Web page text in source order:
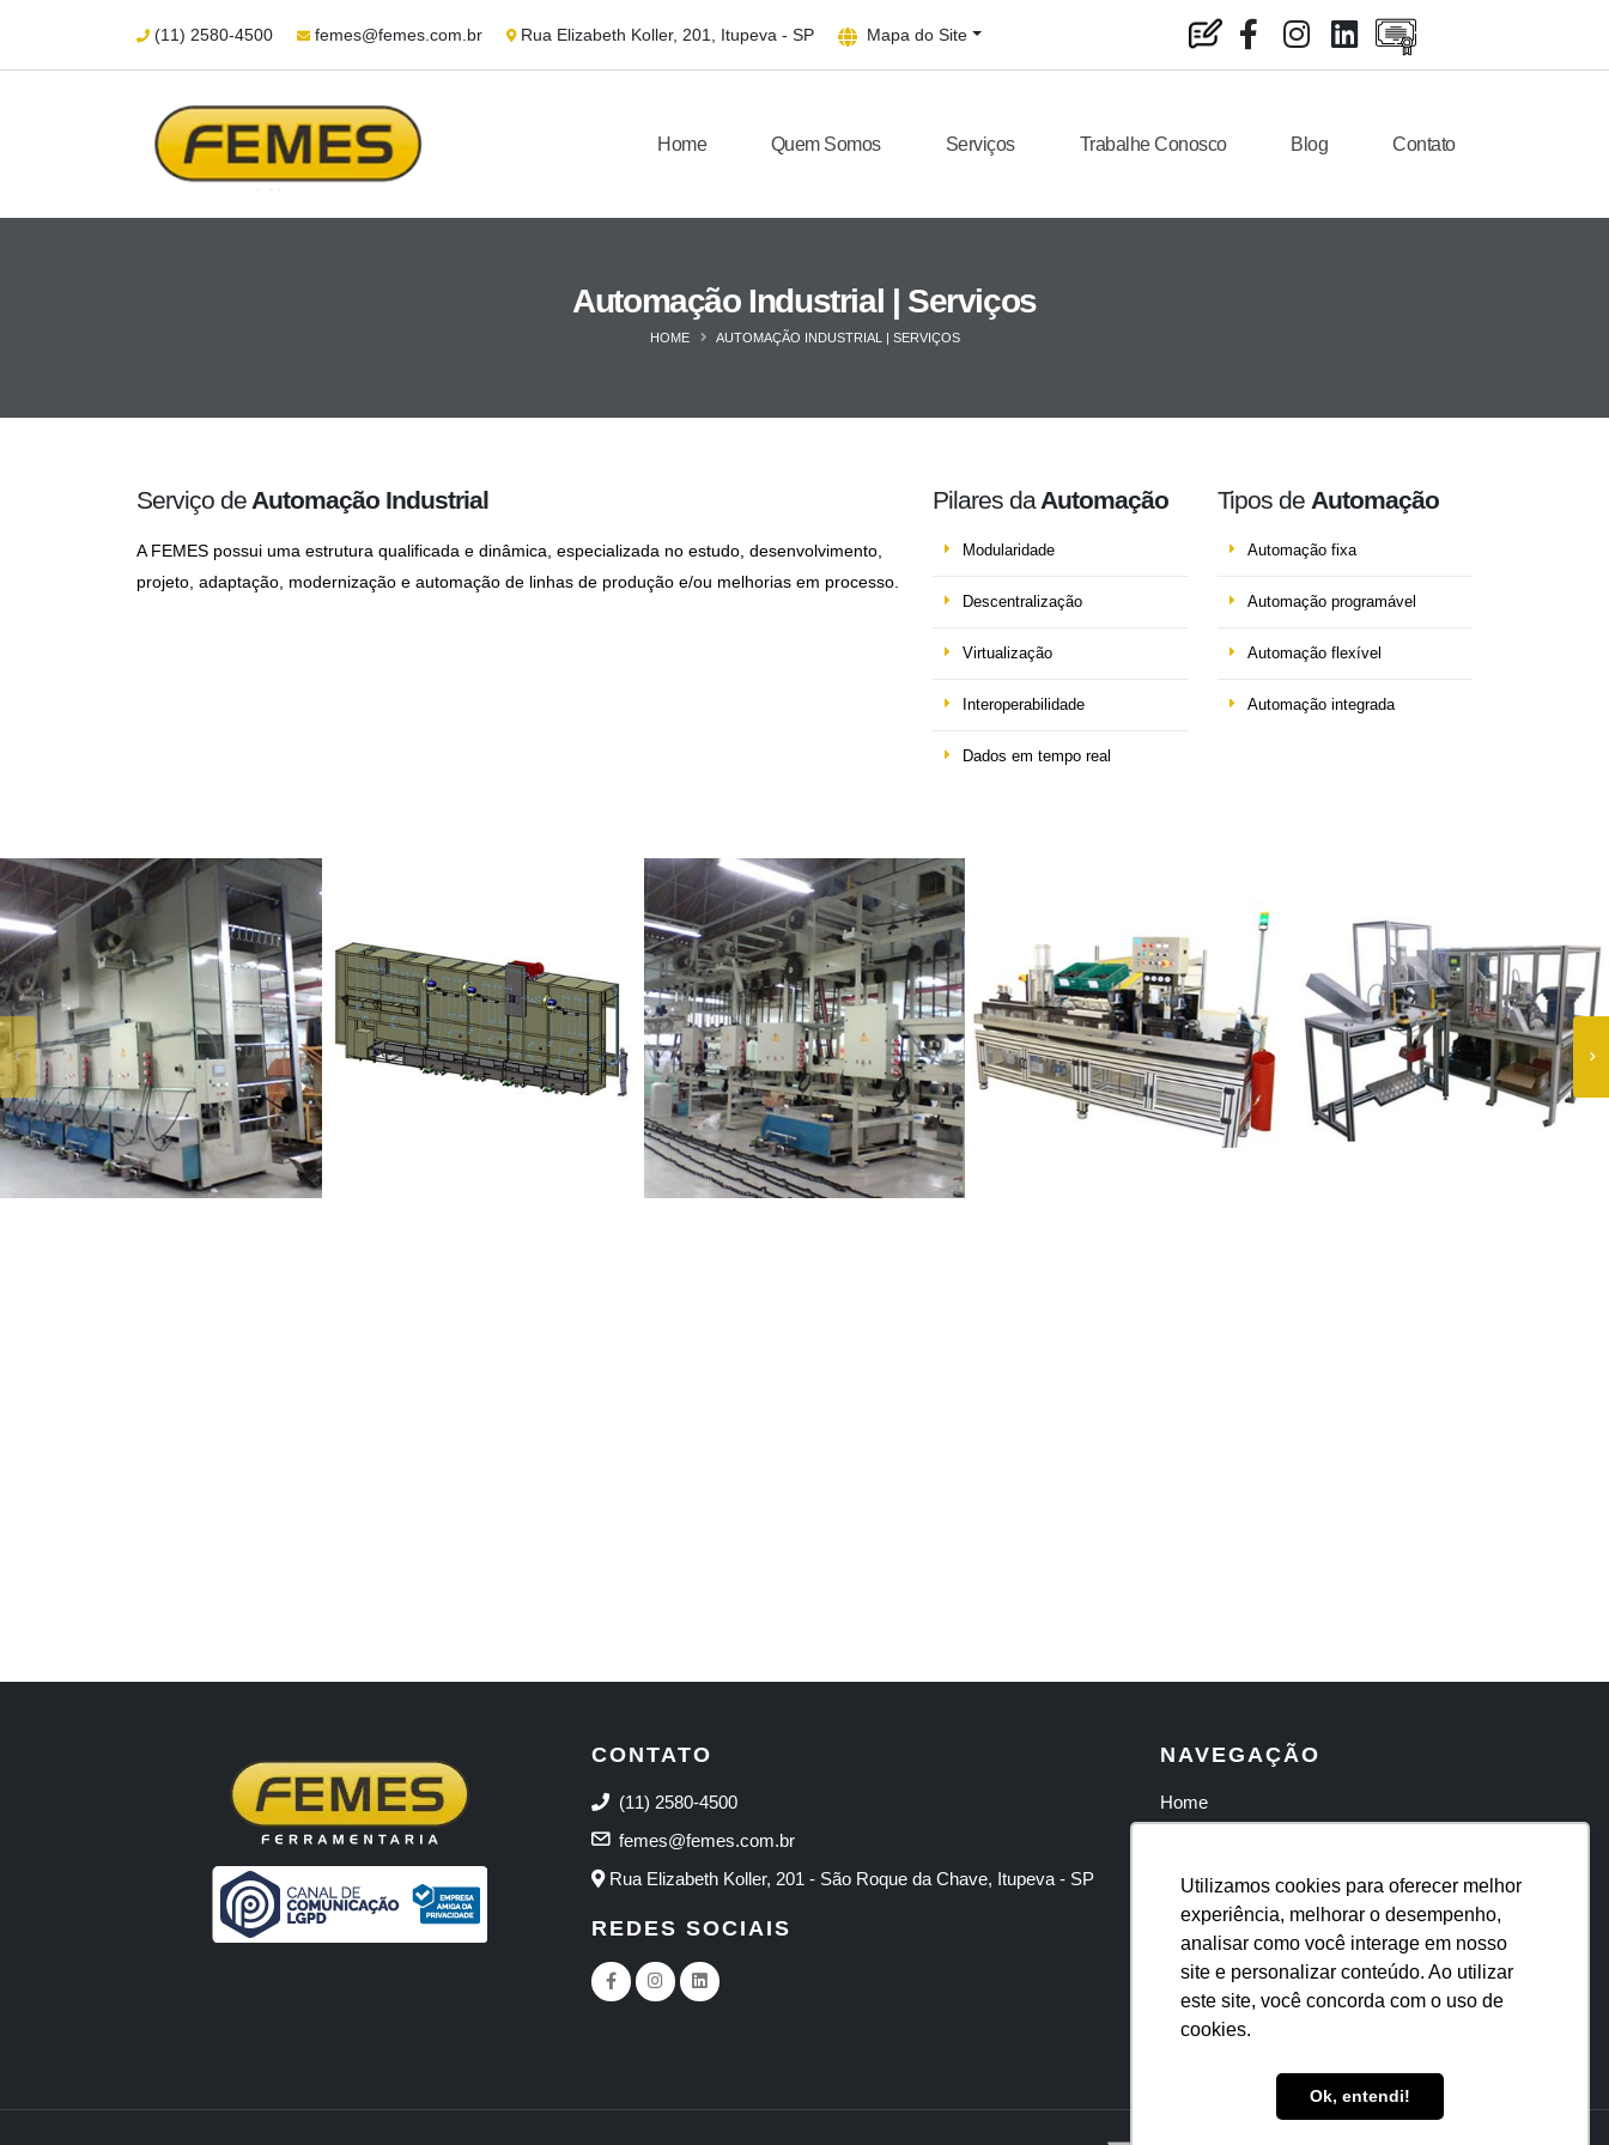
Utilizamos cookies para oferecer melhor
experiência, melhorar o desempenho,
analisar como você interage em nosso
site e personalizar conteúdo. Ao utilizar
este site, você concorda com o uso de
cookies.
Ok, entendi!
(11) 2580-4500 femes@femes.com.br Rua Elizabeth Koller, 201, Itupeva - SP Mapa do Site
Home Quem Somos Serviços Trabalhe Conosco Blog Contato
Automação Industrial | Serviços
HOME AUTOMAÇÃO INDUSTRIAL | SERVIÇOS
Serviço de Automação Industrial
A FEMES possui uma estrutura qualificada e dinâmica, especializada no estudo, desenvolvimento,
projeto, adaptação, modernização e automação de linhas de produção e/ou melhorias em processo.
Pilares daAutomação
Modularidade
Descentralização
Virtualização
Interoperabilidade
Dados em tempo real
Tipos de Automação
Automação fixa
Automação programável
Automação flexível
Automação integrada
CONTATO
(11) 2580-4500
femes@femes.com.br
Rua Elizabeth Koller, 201 - São Roque da Chave, Itupeva - SP
REDES SOCIAIS
NAVEGAÇÃO
Home
Trabalhe Conosco
Contato
Blog
Política de Privacidade
Mapa do Site